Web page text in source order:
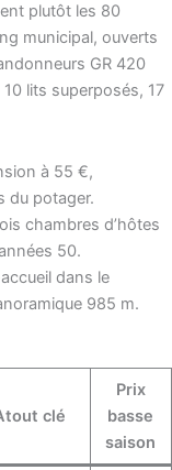
plutôt les 80
municipal, ouverts
GR 420
lits superposés, 17
à 55 €,
du potager.
chambres d’hôtes
50.
dans le
985 m.
clé
Prix
basse
saison